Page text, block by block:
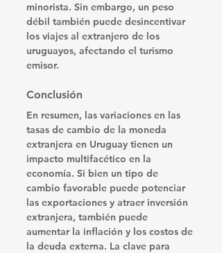
minorista. Sin embargo, un peso
débil también puede desincentivar
los viajes al extranjero de los
uruguayos, afectando el turismo
emisor.
Conclusión
En resumen, las variaciones en las
tasas de cambio de la moneda
extranjera en Uruguay tienen un
impacto multifacético en la
economía. Si bien un tipo de
cambio favorable puede potenciar
las exportaciones y atraer inversión
extranjera, también puede
aumentar la inflación y los costos de
la deuda externa. La clave para